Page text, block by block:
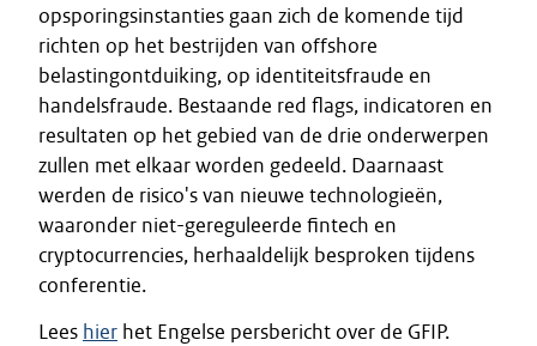
opsporingsinstanties gaan zich de komende tijd
richten op het bestrijden van offshore
belastingontduiking, op identiteitsfraude en
handelsfraude. Bestaande red flags, indicatoren en
resultaten op het gebied van de drie onderwerpen
zullen met elkaar worden gedeeld. Daarnaast
werden de risico's van nieuwe technologieën,
waaronder niet-gereguleerde fintech en
cryptocurrencies, herhaaldelijk besproken tijdens
conferentie.
Lees hier het Engelse persbericht over de GFIP.